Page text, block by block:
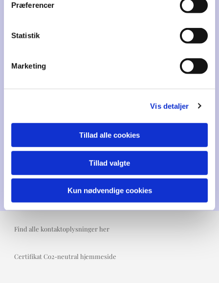
Præferencer
Statistik
Marketing
Vis detaljer
Tillad alle cookies
Tillad valgte
Kun nødvendige cookies
Notat om bynært landbrug i Andelssamfundet
Find alle kontaktoplysninger her
Certifikat Co2-neutral hjemmeside